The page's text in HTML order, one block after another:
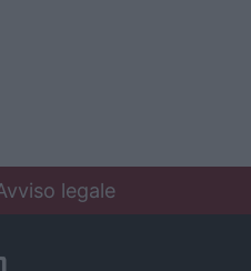
legale